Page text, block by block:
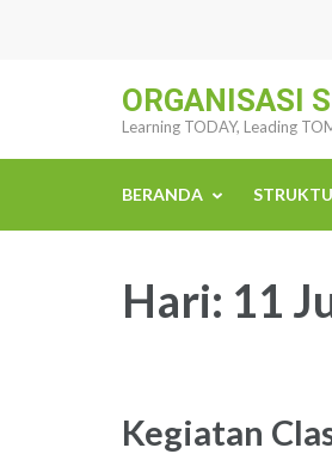
ORGANISASI
Learning TODAY, Leading
BERANDA
Hari: 11
Kegiatan